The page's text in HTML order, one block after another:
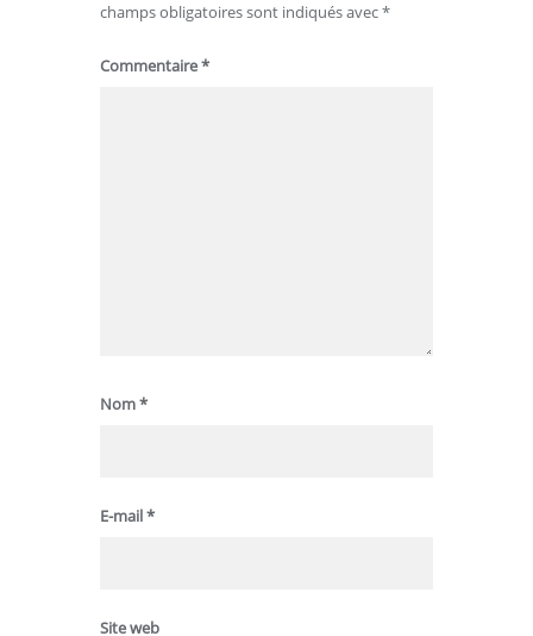
champs obligatoires sont indiqués avec*
Commentaire*
Nom*
E-mail*
Site web